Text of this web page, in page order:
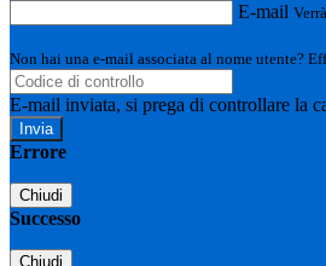
E-mail
Non hai una e-mail associata al nome utente?
E-mail inviata, si prega di controllare la
Errore
Chiudi
Successo
Chiudi